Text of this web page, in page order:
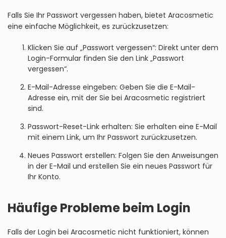
Falls Sie Ihr Passwort vergessen haben, bietet Aracosmetic
eine einfache Möglichkeit, es zurückzusetzen:
Klicken Sie auf „Passwort vergessen“: Direkt unter dem
Login-Formular finden Sie den Link „Passwort
vergessen“.
E-Mail-Adresse eingeben: Geben Sie die E-Mail-
Adresse ein, mit der Sie bei Aracosmetic registriert
sind.
Passwort-Reset-Link erhalten: Sie erhalten eine E-Mail
mit einem Link, um Ihr Passwort zurückzusetzen.
Neues Passwort erstellen: Folgen Sie den Anweisungen
in der E-Mail und erstellen Sie ein neues Passwort für
Ihr Konto.
Häufige Probleme beim Login
Falls der Login bei Aracosmetic nicht funktioniert, können